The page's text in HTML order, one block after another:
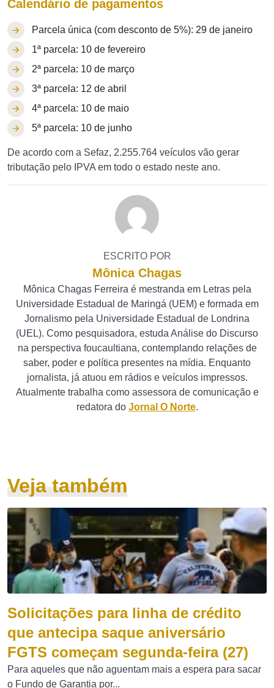
Calendário de pagamentos
Parcela única (com desconto de 5%): 29 de janeiro
1ª parcela: 10 de fevereiro
2ª parcela: 10 de março
3ª parcela: 12 de abril
4ª parcela: 10 de maio
5ª parcela: 10 de junho
De acordo com a Sefaz, 2.255.764 veículos vão gerar
tributação pelo IPVA em todo o estado neste ano.
ESCRITO POR
Mônica Chagas
Mônica Chagas Ferreira é mestranda em Letras pela
Universidade Estadual de Maringá (UEM) e formada em
Jornalismo pela Universidade Estadual de Londrina
(UEL). Como pesquisadora, estuda Análise do Discurso
na perspectiva foucaultiana, contemplando relações de
saber, poder e política presentes na mídia. Enquanto
jornalista, já atuou em rádios e veículos impressos.
Atualmente trabalha como assessora de comunicação e
redatora do Jornal O Norte.
Veja também
Solicitações para linha de crédito
que antecipa saque aniversário
FGTS começam segunda-feira (27)
Para aqueles que não aguentam mais a espera para sacar
o Fundo de Garantia por...